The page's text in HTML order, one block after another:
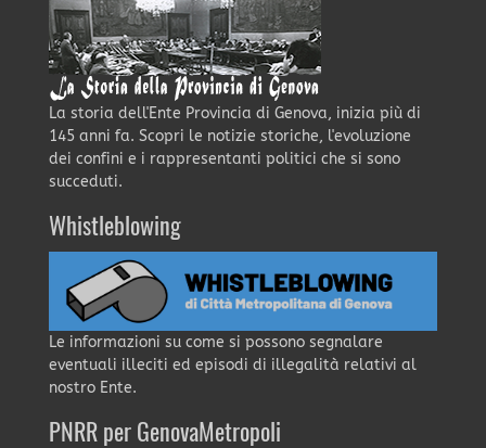
La storia dell'Ente Provincia di Genova, inizia più di
145 anni fa. Scopri le notizie storiche, l'evoluzione
dei confini e i rappresentanti politici che si sono
succeduti.
Whistleblowing
Le informazioni su come si possono segnalare
eventuali illeciti ed episodi di illegalità relativi al
nostro Ente.
PNRR per GenovaMetropoli